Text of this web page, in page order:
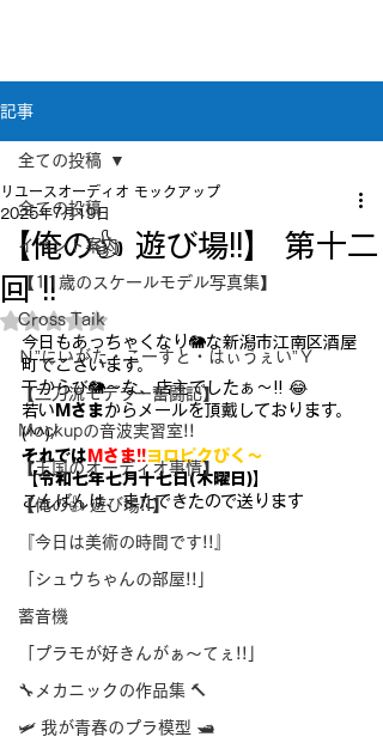
記事
全ての投稿
イベント案内
【11歳のスケールモデル写真集】
Cross Taik
Ｎ”にいがた・こーすと・はぃうぇい”Ｙ
【二刀流モデラー奮闘記】
Mockupの音波実習室!!
【王国のオーディオ事情】
【俺の👍 遊び場!!】
『今日は美術の時間です!!』
「シュウちゃんの部屋!!」
蓄音機
「プラモが好きんがぁ～てぇ!!」
🔧メカニックの作品集 🔨
🛩 我が青春のプラ模型 🛥
全ての投稿
【俺の👍 遊び場!!】 第十二
回 !!
リユースオーディオ モックアップ
2025年7月19日
5つ星のうちNaNと評価されています。
今日もあっちゃくなり🐘な新潟市江南区酒屋
町でございます。
干からび🐘～な、店主でしたぁ～!! 😂
若い Mさまからメールを頂戴しております。
(^^)/
それでは Mさま!!ヨロピクぴく～
【令和七年七月十七日(木曜日)】
こんばんは、またできたので送ります